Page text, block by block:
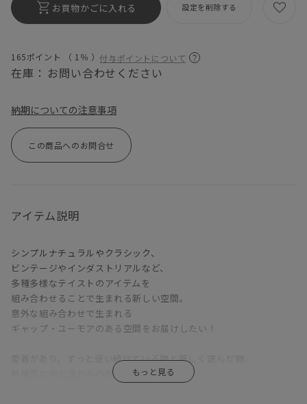
165ポイント （ 1％ ） 付与ポイントについて
在庫： お問い合わせください
お買物かごに入れる 設定を削除する
納期についての注意事項
この商品へのお問合せ
アイテム説明
シンプルナチュラルやクラシック、
ビンテージやインダストリアルなど、
多種多様なテイストのアイテムを
組み合わせることで生まれる新しい空間。
意外な組み合わせで生まれる
ギャップ・ユーモアのある空間をお届けしたい！
愛着があり、ずっと使い続けている物と新しく選んだ物、
無機質な物と温かみのある木など、